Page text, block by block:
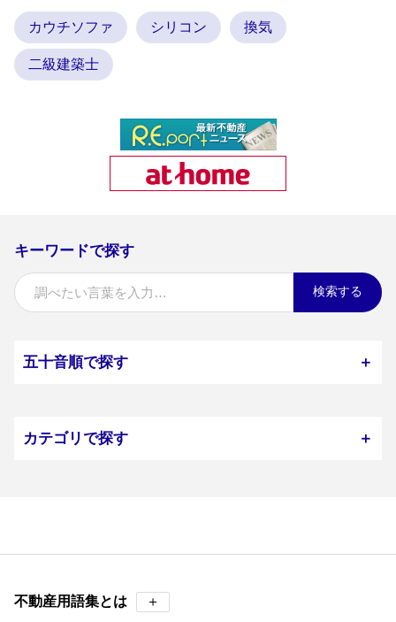
キーワードで探す
検索する
五十音順で探す ＋
カテゴリで探す ＋
カウチソファ シリコン 換気
二級建築士
不動産用語集とは ＋